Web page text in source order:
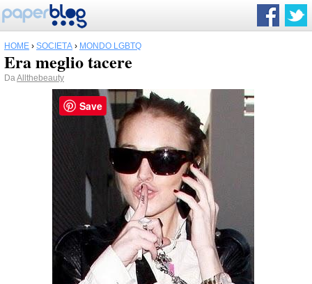
HOME › SOCIETÀ › MONDO LGBTQ
Era meglio tacere
DaAllthebeauty
Save